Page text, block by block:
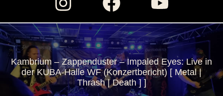
Kambrium – Zappenduster – Impaled Eyes: Live in
der KUBA-Halle WF (Konzertbericht) [ Metal |
Thrash | Death ] ]